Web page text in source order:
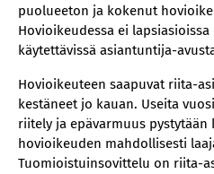
puolueeton ja kokenut
Hovioikeudessa ei
käytettävissä asiantuntija-
Hovioikeuteen saapuvat riita-
kestäneet jo kauan. Useita
riitely ja epävarmuus pystytään
hovioikeuden mahdollisesti
Tuomioistuinsovittelu on riita-